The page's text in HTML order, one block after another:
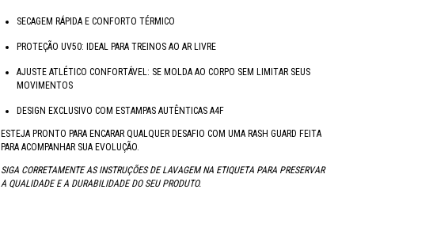
SECAGEM RÁPIDA E CONFORTO TÉRMICO
PROTEÇÃO UV50: IDEAL PARA TREINOS AO AR LIVRE
AJUSTE ATLÉTICO CONFORTÁVEL: SE MOLDA AO CORPO SEM LIMITAR SEUS
MOVIMENTOS
DESIGN EXCLUSIVO COM ESTAMPAS AUTÊNTICAS A4F
ESTEJA PRONTO PARA ENCARAR QUALQUER DESAFIO COM UMA RASH GUARD FEITA
PARA ACOMPANHAR SUA EVOLUÇÃO.
SIGA CORRETAMENTE AS INSTRUÇÕES DE LAVAGEM NA ETIQUETA PARA PRESERVAR
A QUALIDADE E A DURABILIDADE DO SEU PRODUTO.